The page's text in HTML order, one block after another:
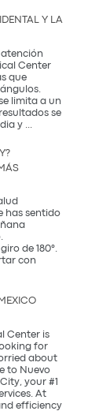
Y LA
Center
que
limita a un
se
y
Tradición
has sentido
de 180°.
con
Center is
for
about
to Nuevo
your #1
At
efficiency